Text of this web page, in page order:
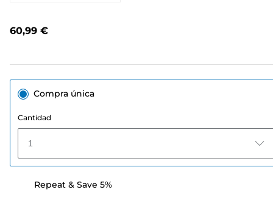
60,99 €
Compra única
Cantidad
1
Repeat & Save 5%